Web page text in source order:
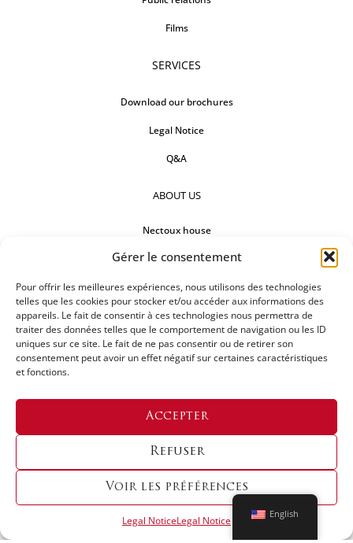
Gérer le consentement
Pour offrir les meilleures expériences, nous utilisons des technologies
telles que les cookies pour stocker et/ou accéder aux informations des
appareils. Le fait de consentir à ces technologies nous permettra de
traiter des données telles que le comportement de navigation ou les ID
uniques sur ce site. Le fait de ne pas consentir ou de retirer son
consentement peut avoir un effet négatif sur certaines caractéristiques
et fonctions.
Accepter
Refuser
Voir les préférences
Legal NoticeLegal Notice
Films
SERVICES
Download our brochures
Legal Notice
Q&A
ABOUT US
Nectoux house
Countertops
Our references
FOLLOW US
REQUEST FOR A QUOTATION
Copyright © 2024 LES ATELIERS NECTOUX | Designed By
English